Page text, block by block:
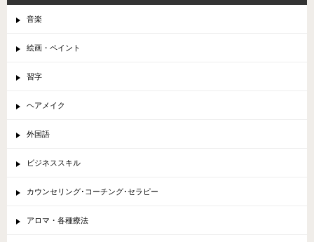
音楽
絵画・ペイント
習字
ヘアメイク
外国語
ビジネススキル
カウンセリング･コーチング･セラピー
アロマ・各種療法